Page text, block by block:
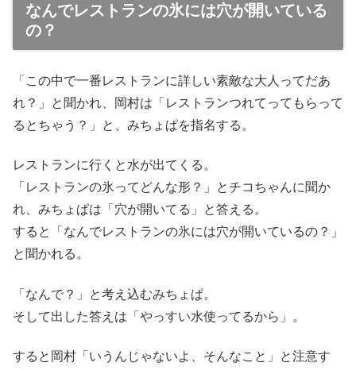
なんでレストランの氷には穴が開いている
の？
「この中で一番レストランに詳しい素敵な大人ってだあ
れ？」と聞かれ、岡村は「レストランつれてってもらって
るとちゃう？」と、みちょぱを指名する。
レストランに行くと水が出てくる。
「レストランの氷ってどんな形？」とチコちゃんに聞か
れ、みちょぱは「穴が開いてる」と答える。
すると「なんでレストランの氷には穴が開いているの？」
と聞かれる。
「なんで？」と考え込むみちょぱ。
そして出した答えは「やっすい水使ってるから」。
すると岡村「いうんじゃないよ、そんなこと」と注意す